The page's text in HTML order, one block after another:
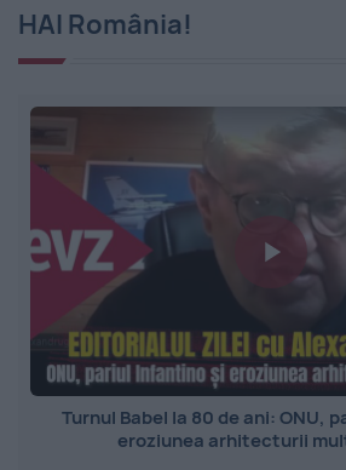
HAI România!
Turnul Babel la 80 de ani: ONU,
eroziunea arhitecturii